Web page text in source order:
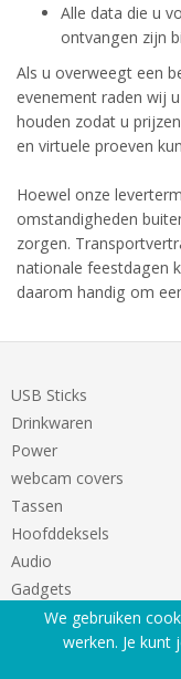
Alle data die u
ontvangen zijn
Als u overweegt een
evenement raden wij
houden zodat u
en virtuele proeven
Hoewel onze
omstandigheden
zorgen.
nationale feestdagen
daarom handig om
USB Sticks
Drinkwaren
Power
webcam covers
Tassen
Hoofddeksels
Audio
Gadgets
We gebruiken
werken. Je kunt